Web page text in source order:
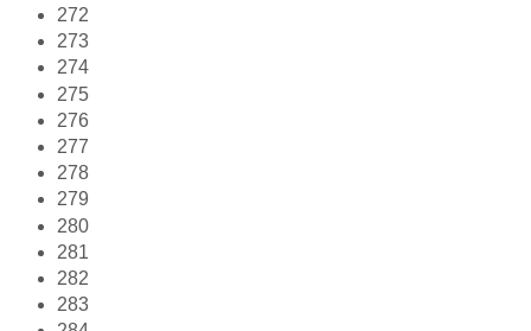
272
273
274
275
276
277
278
279
280
281
282
283